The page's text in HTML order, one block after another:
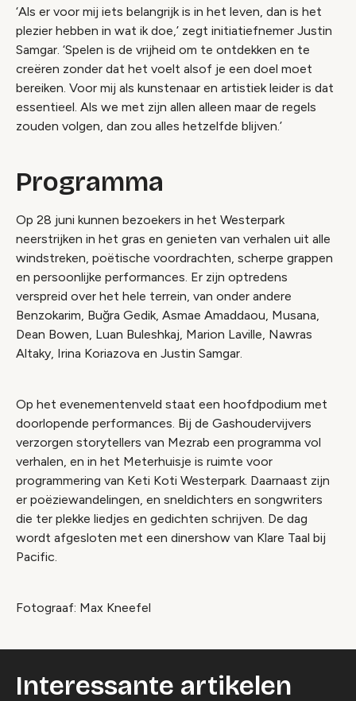
‘Als er voor mij iets belangrijk is in het leven, dan is het
plezier hebben in wat ik doe,’ zegt initiatiefnemer Justin
Samgar. ‘Spelen is de vrijheid om te ontdekken en te
creëren zonder dat het voelt alsof je een doel moet
bereiken. Voor mij als kunstenaar en artistiek leider is dat
essentieel. Als we met zijn allen alleen maar de regels
zouden volgen, dan zou alles hetzelfde blijven.’
Programma
Op 28 juni kunnen bezoekers in het Westerpark
neerstrijken in het gras en genieten van verhalen uit alle
windstreken, poëtische voordrachten, scherpe grappen
en persoonlijke performances. Er zijn optredens
verspreid over het hele terrein, van onder andere
Benzokarim, Buğra Gedik, Asmae Amaddaou, Musana,
Dean Bowen, Luan Buleshkaj, Marion Laville, Nawras
Altaky, Irina Koriazova en Justin Samgar.
Op het evenementenveld staat een hoofdpodium met
doorlopende performances. Bij de Gashoudervijvers
verzorgen storytellers van Mezrab een programma vol
verhalen, en in het Meterhuisje is ruimte voor
programmering van Keti Koti Westerpark. Daarnaast zijn
er poëziewandelingen, en sneldichters en songwriters
die ter plekke liedjes en gedichten schrijven. De dag
wordt afgesloten met een dinershow van Klare Taal bij
Pacific.
Fotograaf: Max Kneefel
Interessante artikelen